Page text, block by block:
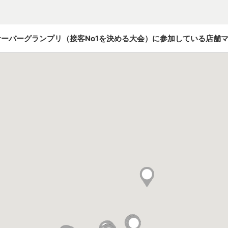
バーグランプリ（接客No1を決める大会）に参加している店舗